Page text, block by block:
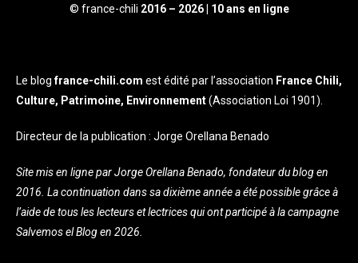
© france-chili 2016 – 2026 | 10 ans en ligne
Le blogfrance-chili.com est édité par l’association France Chili,
Culture, Patrimoine, Environnement(Association Loi 1901).
Directeur de la publication : Jorge Orellana Benado
Site mis en ligne par Jorge Orellana Benado, fondateur du blog en
2016. La continuation dans sa dixième année a été possible grâce à
l’aide de tous les lecteurs et lectrices qui ont participé à la campagne
Salvemos el Blog en 2026.